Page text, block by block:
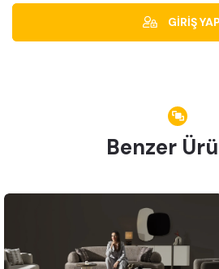
GİRİŞ YAP
Benzer